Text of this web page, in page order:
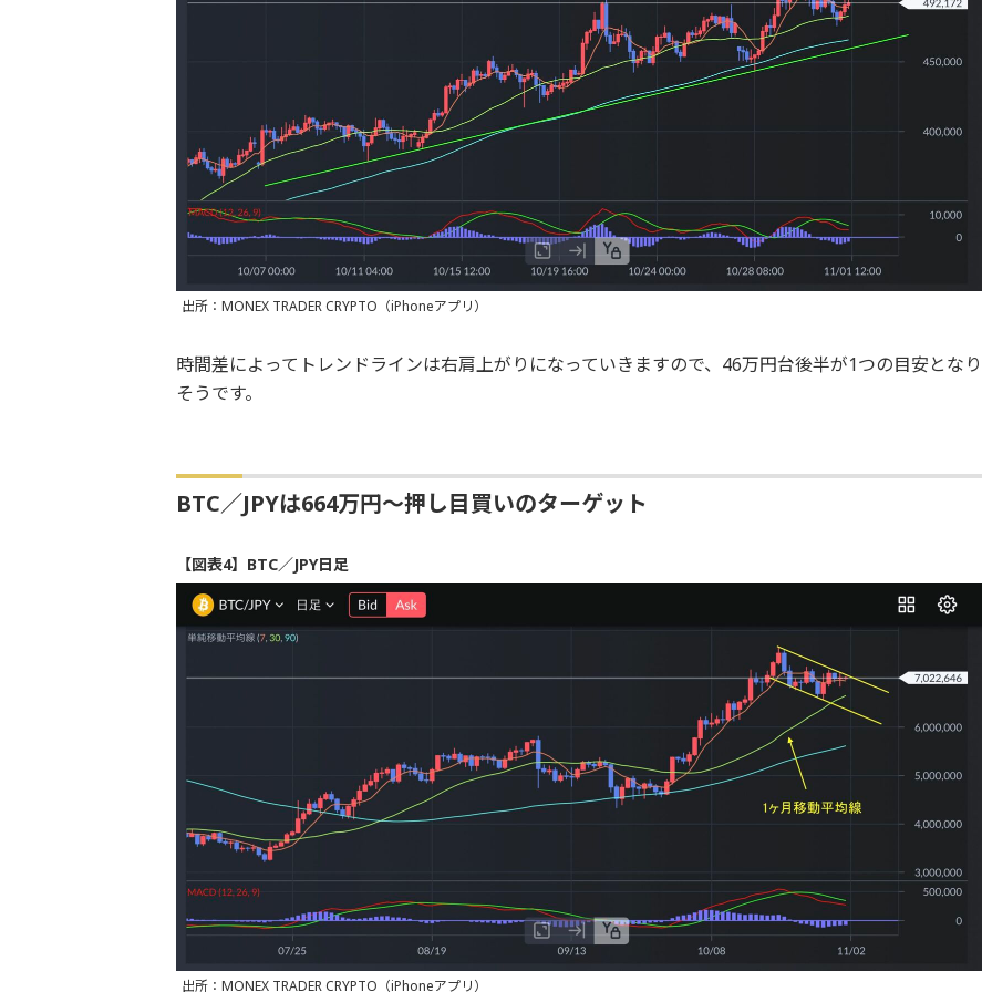
出所：MONEX TRADER CRYPTO（iPhoneアプリ）
時間差によってトレンドラインは右肩上がりになっていきますので、46万円台後半が1つの目安となり
そうです。
BTC／JPYは664万円～押し目買いのターゲット
【図表4】BTC／JPY日足
出所：MONEX TRADER CRYPTO（iPhoneアプリ）